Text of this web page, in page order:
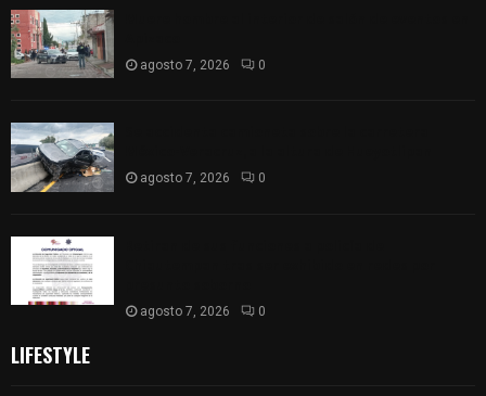
agosto 7, 2026 0
agosto 7, 2026 0
agosto 7, 2026 0
LIFESTYLE